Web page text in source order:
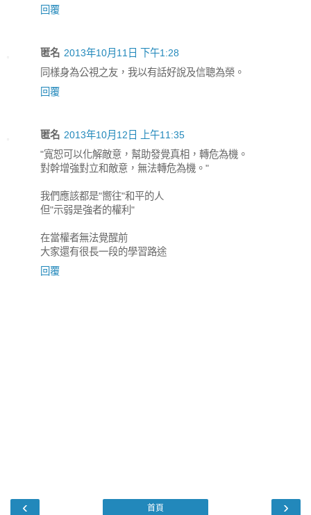
回覆
匿名 2013年10月11日 下午1:28
同樣身為公視之友，我以有話好說及信聰為榮。
回覆
匿名 2013年10月12日 上午11:35
"寬恕可以化解敵意，幫助發覺真相，轉危為機。
對幹增強對立和敵意，無法轉危為機。"
我們應該都是"嚮往"和平的人
但"示弱是強者的權利"
在當權者無法覺醒前
大家還有很長一段的學習路途
回覆
‹ ›
首頁